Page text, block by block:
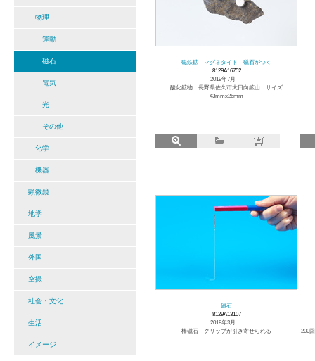
物理
運動
磁石
電気
光
その他
化学
機器
顕微鏡
地学
風景
外国
空撮
社会・文化
生活
イメージ
磁鉄鉱 マグネタイト 磁石がつく
8129A16752
2019年7月
酸化鉱物 長野県佐久市大日向鉱山 サイズ
43mmx26mm
磁石
8129A13107
2018年3月
棒磁石 クリップが引き寄せられる
200